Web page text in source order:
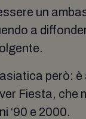
un
a
però: è
Fiesta, che
‘90 e 2000.